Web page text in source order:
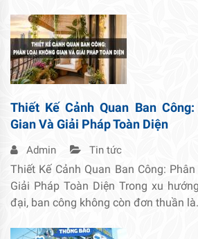
Thiết Kế Cảnh Quan Ban
Gian Và Giải Pháp Toàn Diện
Admin Tin tức
Thiết Kế Cảnh Quan Ban Công:
Giải Pháp Toàn Diện Trong xu
đại, ban công không còn đơn thuần